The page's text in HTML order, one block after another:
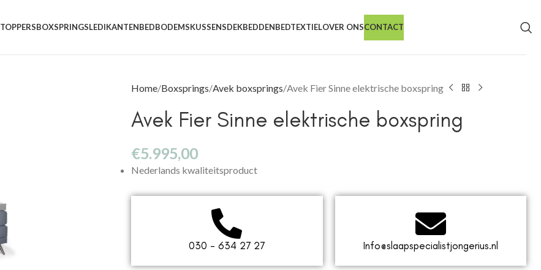
TOPPERSBOXSPRINGSLEDIKANTENBEDBODEMSKUSSENSDEKBEDDENBEDTEXTIELOVER ONSCONTACT
Home Boxsprings Avek boxsprings Avek Fier Sinne elektrische boxspring
Avek Fier Sinne elektrische boxspring
€5.995,00
Nederlands kwaliteitsproduct
030 - 634 27 27 Info@slaapspecialistjongerius.nl